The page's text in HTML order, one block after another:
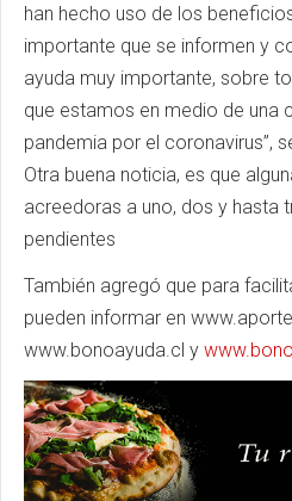
han hecho uso de los
importante que se informen y
ayuda muy importante, sobre
que estamos en medio de una
pandemia por el coronavirus”,
Otra buena noticia, es que
acreedoras a uno, dos y hasta
pendientes
También agregó que para
pueden informar en
www.bonoayuda.cl y